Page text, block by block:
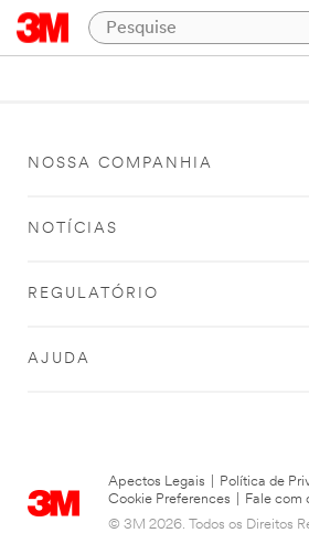
NOSSA COMPANHIA
NOTÍCIAS
REGULATÓRIO
AJUDA
Apectos Legais Política de
Cookie Preferences
Fale com
© 3M 2026. Todos os Direitos